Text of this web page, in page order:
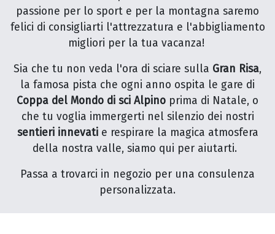
passione per lo sport e per la montagna saremo
felici di consigliarti l'attrezzatura e l'abbigliamento
migliori per la tua vacanza!
Sia che tu non veda l'ora di sciare sulla Gran Risa,
la famosa pista che ogni anno ospita le gare di
Coppa del Mondo di sci Alpino prima di Natale, o
che tu voglia immergerti nel silenzio dei nostri
sentieri innevatie respirare la magica atmosfera
della nostra valle, siamo qui per aiutarti.
Passa a trovarci in negozio per una consulenza
personalizzata.